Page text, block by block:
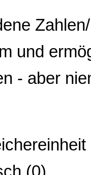
und
- aber